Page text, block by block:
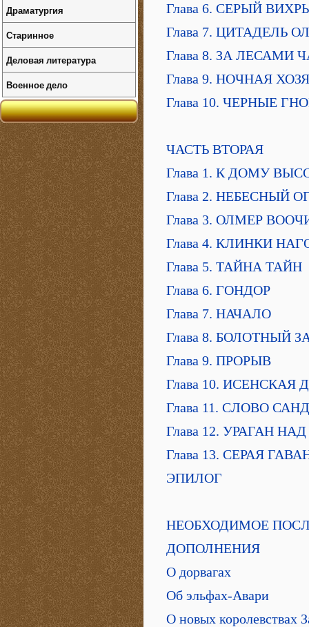
Глава 6. СЕРЫЙ ВИХРЬ
Глава 7. ЦИТАДЕЛЬ
Глава 8. ЗА ЛЕСАМИ
Глава 9. НОЧНАЯ
Глава 10. ЧЕРНЫЕ
ЧАСТЬ ВТОРАЯ
Глава 1. К ДОМУ
Глава 2. НЕБЕСНЫЙ
Глава 3. ОЛМЕР
Глава 4. КЛИНКИ
Глава 5. ТАЙНА ТАЙН
Глава 6. ГОНДОР
Глава 7. НАЧАЛО
Глава 8. БОЛОТНЫЙ
Глава 9. ПРОРЫВ
Глава 10. ИСЕНСКАЯ
Глава 11. СЛОВО
Глава 12. УРАГАН
Глава 13. СЕРАЯ
ЭПИЛОГ
НЕОБХОДИМОЕ
ДОПОЛНЕНИЯ
О дорвагах
Об эльфах-Авари
О новых королевствах
Драматургия
Старинное
Деловая литература
Военное дело